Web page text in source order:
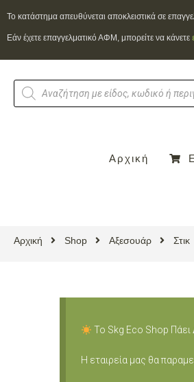
To κατάστημα απευθύνεται αποκλειστικά σε
Εάν έχετε επαγγελματικό ΑΦΜ, μπορείτε να κάνετε
Αρχική
Αρχική Shop Αξεσουάρ Στικ
Το Skg Eco Shop Πάει
Η εταιρεία μας θα